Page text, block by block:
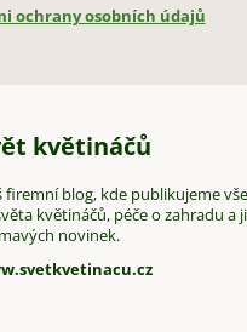
ochrany osobních údajů
květináčů
firemní blog, kde publikujeme
květináčů, péče o zahradu a
novinek.